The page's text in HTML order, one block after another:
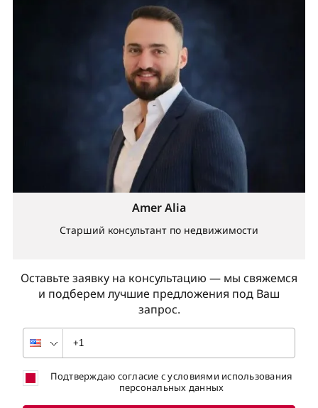
Оставьте заявку на консультацию — мы свяжемся
и подберем лучшие предложения под Ваш
запрос.
Amer Alia
Старший консультант по недвижимости
Подтверждаю согласие с условиями использования
персональных данных